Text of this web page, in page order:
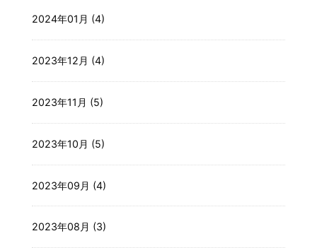
2024年01月 (4)
2023年12月 (4)
2023年11月 (5)
2023年10月 (5)
2023年09月 (4)
2023年08月 (3)